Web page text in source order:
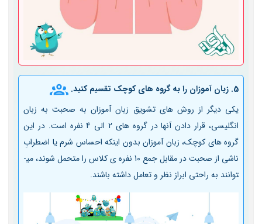
5. زبان آموزان را به گروه ­های کوچک تقسیم کنید.
یکی دیگر از روش ­های تشویق زبان آموزان به صحبت به زبان
انگلیسی، قرار دادن آنها در گروه ­های 2 الی 4 نفره است. در این
گروه­ های کوچک، زبان آموزان بدون اینکه احساس شرم یا اضطرابِ
ناشی از صحبت در مقابل جمع 10 نفره­ ی کلاس را متحمل شوند، می­
توانند به راحتی ابراز نظر و تعامل داشته باشند.